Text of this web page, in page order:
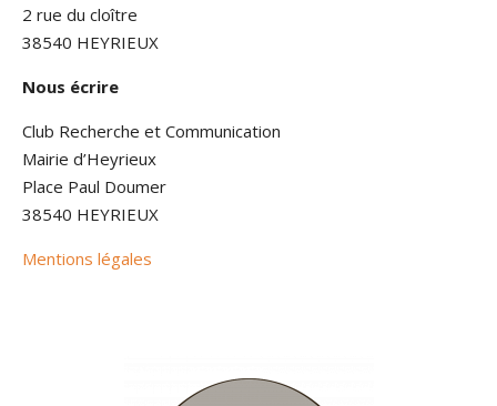
2 rue du cloître
38540 HEYRIEUX
Nous écrire
Club Recherche et Communication
Mairie d’Heyrieux
Place Paul Doumer
38540 HEYRIEUX
Mentions légales